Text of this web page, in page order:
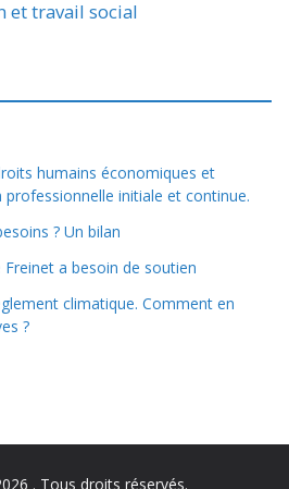
et travail social
humains économiques et
initiale et continue.
? Un bilan
Freinet a besoin de soutien
climatique. Comment en
?
. Tous droits réservés.